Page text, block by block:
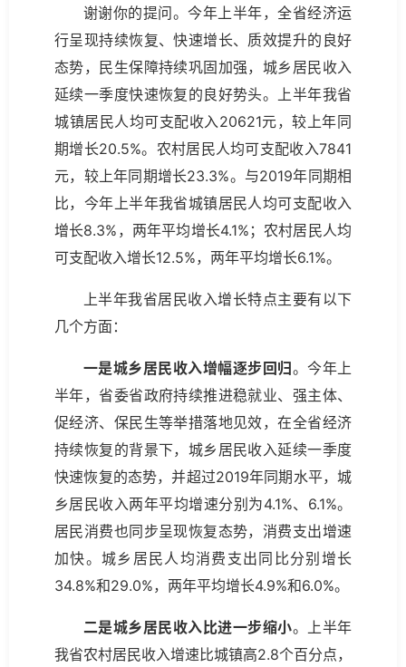
谢谢你的提问。今年上半年，全省经济运
行呈现持续恢复、快速增长、质效提升的良好
态势，民生保障持续巩固加强，城乡居民收入
延续一季度快速恢复的良好势头。上半年我省
城镇居民人均可支配收入20621元，较上年同
期增长20.5%。农村居民人均可支配收入7841
元，较上年同期增长23.3%。与2019年同期相
比，今年上半年我省城镇居民人均可支配收入
增长8.3%，两年平均增长4.1%；农村居民人均
可支配收入增长12.5%，两年平均增长6.1%。
上半年我省居民收入增长特点主要有以下
几个方面：
一是城乡居民收入增幅逐步回归。今年上
半年，省委省政府持续推进稳就业、强主体、
促经济、保民生等举措落地见效，在全省经济
持续恢复的背景下，城乡居民收入延续一季度
快速恢复的态势，并超过2019年同期水平，城
乡居民收入两年平均增速分别为4.1%、6.1%。
居民消费也同步呈现恢复态势，消费支出增速
加快。城乡居民人均消费支出同比分别增长
34.8%和29.0%，两年平均增长4.9%和6.0%。
二是城乡居民收入比进一步缩小。上半年
我省农村居民收入增速比城镇高2.8个百分点，